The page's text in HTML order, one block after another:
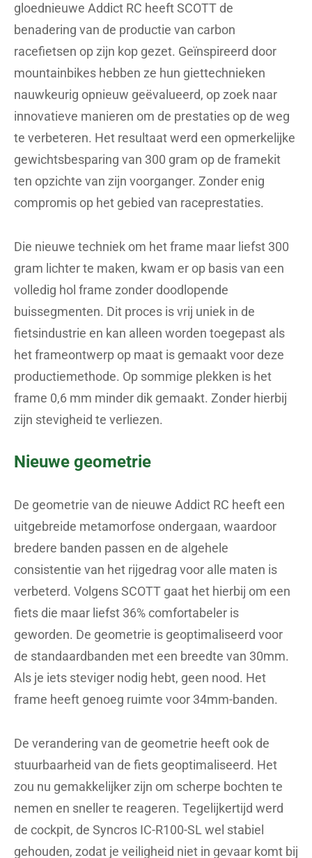
gloednieuwe Addict RC heeft SCOTT de
benadering van de productie van carbon
racefietsen op zijn kop gezet. Geïnspireerd door
mountainbikes hebben ze hun giettechnieken
nauwkeurig opnieuw geëvalueerd, op zoek naar
innovatieve manieren om de prestaties op de weg
te verbeteren. Het resultaat werd een opmerkelijke
gewichtsbesparing van 300 gram op de framekit
ten opzichte van zijn voorganger. Zonder enig
compromis op het gebied van raceprestaties.
Die nieuwe techniek om het frame maar liefst 300
gram lichter te maken, kwam er op basis van een
volledig hol frame zonder doodlopende
buissegmenten. Dit proces is vrij uniek in de
fietsindustrie en kan alleen worden toegepast als
het frameontwerp op maat is gemaakt voor deze
productiemethode. Op sommige plekken is het
frame 0,6 mm minder dik gemaakt. Zonder hierbij
zijn stevigheid te verliezen.
Nieuwe geometrie
De geometrie van de nieuwe Addict RC heeft een
uitgebreide metamorfose ondergaan, waardoor
bredere banden passen en de algehele
consistentie van het rijgedrag voor alle maten is
verbeterd. Volgens SCOTT gaat het hierbij om een
fiets die maar liefst 36% comfortabeler is
geworden. De geometrie is geoptimaliseerd voor
de standaardbanden met een breedte van 30mm.
Als je iets steviger nodig hebt, geen nood. Het
frame heeft genoeg ruimte voor 34mm-banden.
De verandering van de geometrie heeft ook de
stuurbaarheid van de fiets geoptimaliseerd. Het
zou nu gemakkelijker zijn om scherpe bochten te
nemen en sneller te reageren. Tegelijkertijd werd
de cockpit, de Syncros IC-R100-SL wel stabiel
gehouden, zodat je veiligheid niet in gevaar komt bij